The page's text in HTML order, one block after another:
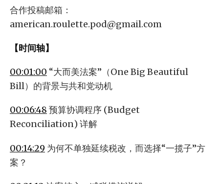
合作投稿邮箱：
american.roulette.pod@gmail.com
【时间轴】
00:01:00 “大而美法案”（One Big Beautiful
Bill）的背景与共和党动机
00:06:48 预算协调程序 (Budget
Reconciliation) 详解
00:14:29 为何不单独延续税改，而选择“一揽子”方
案？